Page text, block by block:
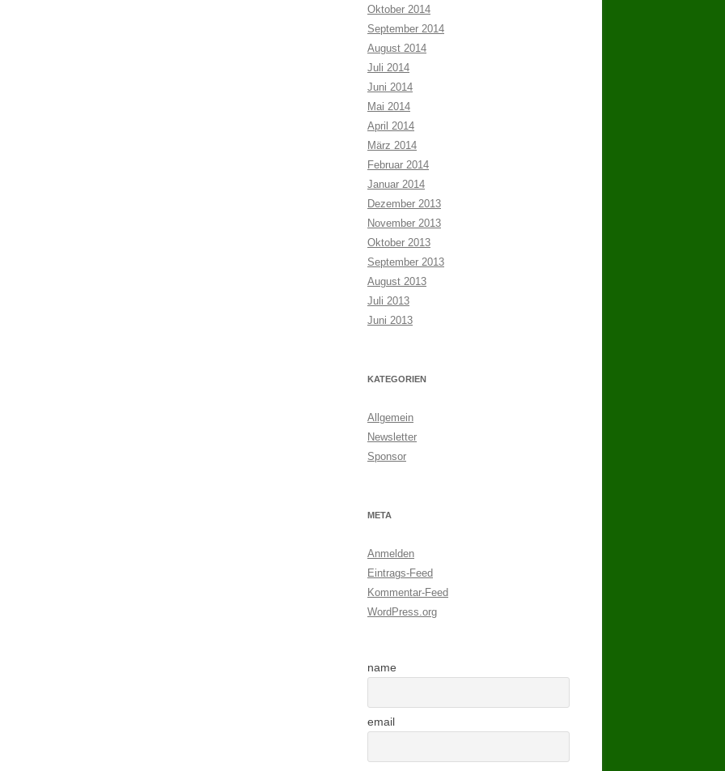
Oktober 2014
September 2014
August 2014
Juli 2014
Juni 2014
Mai 2014
April 2014
März 2014
Februar 2014
Januar 2014
Dezember 2013
November 2013
Oktober 2013
September 2013
August 2013
Juli 2013
Juni 2013
KATEGORIEN
Allgemein
Newsletter
Sponsor
META
Anmelden
Eintrags-Feed
Kommentar-Feed
WordPress.org
name
email